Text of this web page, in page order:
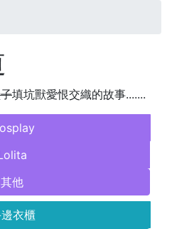
填坑獸愛恨交織的故事.......
其他
衣櫃